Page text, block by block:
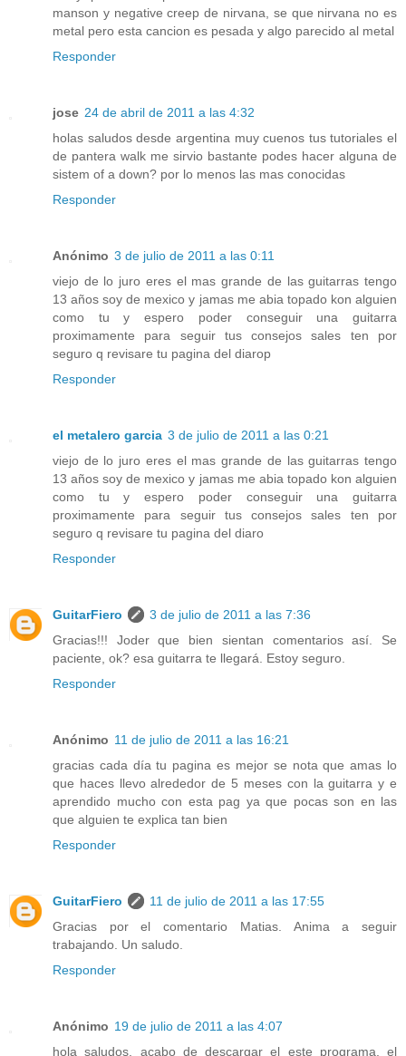
manson y negative creep de nirvana, se que nirvana no es
metal pero esta cancion es pesada y algo parecido al metal
Responder
jose 24 de abril de 2011 a las 4:32
holas saludos desde argentina muy cuenos tus tutoriales el
de pantera walk me sirvio bastante podes hacer alguna de
sistem of a down? por lo menos las mas conocidas
Responder
Anónimo 3 de julio de 2011 a las 0:11
viejo de lo juro eres el mas grande de las guitarras tengo
13 años soy de mexico y jamas me abia topado kon alguien
como tu y espero poder conseguir una guitarra
proximamente para seguir tus consejos sales ten por
seguro q revisare tu pagina del diarop
Responder
el metalero garcia 3 de julio de 2011 a las 0:21
viejo de lo juro eres el mas grande de las guitarras tengo
13 años soy de mexico y jamas me abia topado kon alguien
como tu y espero poder conseguir una guitarra
proximamente para seguir tus consejos sales ten por
seguro q revisare tu pagina del diaro
Responder
GuitarFiero
3 de julio de 2011 a las 7:36
Gracias!!! Joder que bien sientan comentarios así. Se
paciente, ok? esa guitarra te llegará. Estoy seguro.
Responder
Anónimo 11 de julio de 2011 a las 16:21
gracias cada día tu pagina es mejor se nota que amas lo
que haces llevo alrededor de 5 meses con la guitarra y e
aprendido mucho con esta pag ya que pocas son en las
que alguien te explica tan bien
Responder
GuitarFiero
11 de julio de 2011 a las 17:55
Gracias por el comentario Matias. Anima a seguir
trabajando. Un saludo.
Responder
Anónimo 19 de julio de 2011 a las 4:07
hola saludos, acabo de descargar el este programa, el